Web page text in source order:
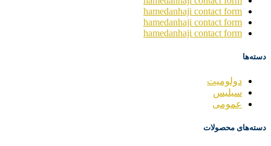
hamedanhaji contact form
hamedanhaji contact form
hamedanhaji contact form
دسته‌ها
دولومیت
سیلیس
عمومی
دسته‌های محصولات